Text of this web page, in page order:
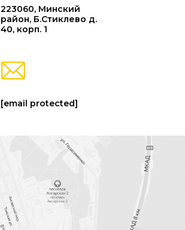
223060, Минский
район, Б.Стиклево д.
40, корп. 1
[email protected]